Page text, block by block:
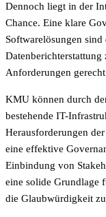
Dennoch liegt in der
Chance. Eine klare
Softwarelösungen
Anforderungen
KMU können durch
bestehende IT-
Herausforderungen
eine effektive
Einbindung von
eine solide Grundlage
die Glaubwürdigkeit